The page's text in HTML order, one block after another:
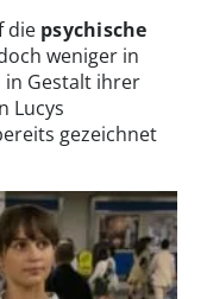
die psychische
weniger in
in Gestalt ihrer
Lucys
gezeichnet